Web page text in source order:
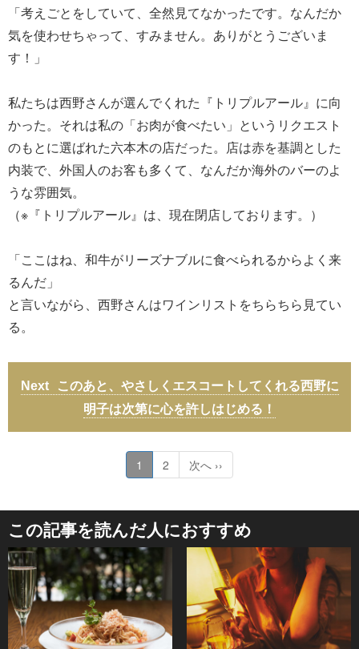
「考えごとをしていて、全然見てなかったです。なんだか
気を使わせちゃって、すみません。ありがとうございま
す！」
私たちは西野さんが選んでくれた『トリプルアール』に向
かった。それは私の「お肉が食べたい」というリクエスト
のもとに選ばれた六本木の店だった。店は赤を基調とした
内装で、外国人のお客も多くて、なんだか海外のバーのよ
うな雰囲気。
（※『トリプルアール』は、現在閉店しております。）
「ここはね、和牛がリーズナブルに食べられるからよく来
るんだ」
と言いながら、西野さんはワインリストをちらちら見てい
る。
このあと、やさしくエスコートしてくれる西野に
明子は次第に心を許しはじめる！
1 2 次へ ››
この記事を読んだ人におすすめ